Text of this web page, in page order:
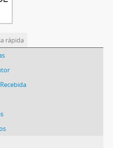
rápida